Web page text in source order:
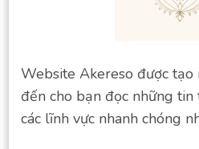
Website Akereso được tạo
đến cho bạn đọc những
các lĩnh vực nhanh chóng